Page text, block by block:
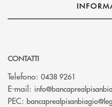
CONTATTI
Telefono: 0438 9261
E-mail:
PEC: